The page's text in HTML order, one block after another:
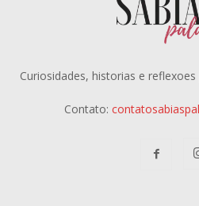
Curiosidades, historias e
Contato: